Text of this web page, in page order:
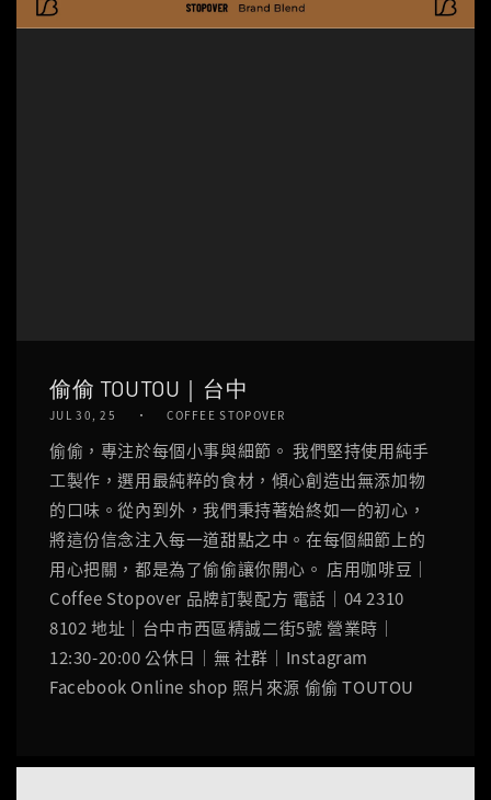
偷偷 TOUTOU｜台中
JUL 30, 25 COFFEE STOPOVER
偷偷，專注於每個小事與細節。 我們堅持使用純手
工製作，選用最純粹的食材，傾心創造出無添加物
的口味。從內到外，我們秉持著始終如一的初心，
將這份信念注入每一道甜點之中。在每個細節上的
用心把關，都是為了偷偷讓你開心。 店用咖啡豆｜
Coffee Stopover 品牌訂製配方 電話｜04 2310
8102 地址｜台中市西區精誠二街5號 營業時｜
12:30-20:00 公休日｜無 社群｜Instagram
Facebook Online shop 照片來源 偷偷 TOUTOU